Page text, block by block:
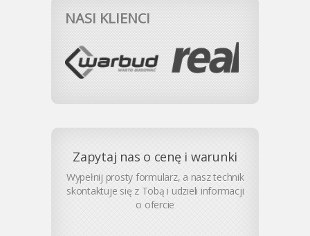
NASI KLIENCI
Zapytaj nas o cenę i warunki
Wypełnij prosty formularz, a nasz technik
skontaktuje się z Tobą i udzieli informacji
o ofercie